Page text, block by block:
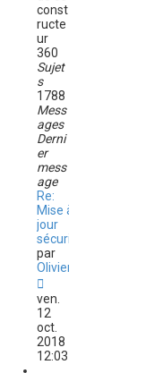
e
s
s
a
g
e
const
ructe
ur
360
Sujet
s
1788
Mess
ages
Derni
er
mess
age
Re:
Mise à
jour
sécurité
par
Olivier
o
n
s
u
l
ven.
12
oct.
2018
12:03